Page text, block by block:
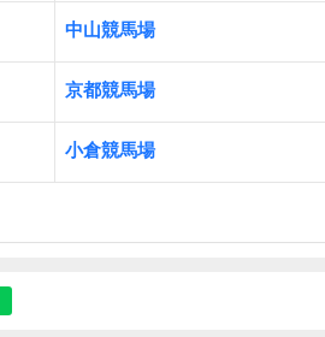
中山競馬場
京都競馬場
小倉競馬場